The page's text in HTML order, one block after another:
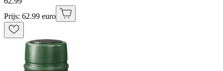
Prijs: 62.99 euro